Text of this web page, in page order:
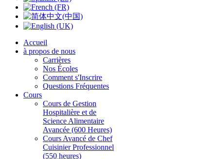
Accueil
à propos de nous
Carrières
Nos Écoles
Comment s'Inscrire
Questions Fréquentes
Cours
Cours de Gestion
Hospitalière et de
Science Alimentaire
Avancée (600 Heures)
Cours Avancé de Chef
Cuisinier Professionnel
(550 heures)